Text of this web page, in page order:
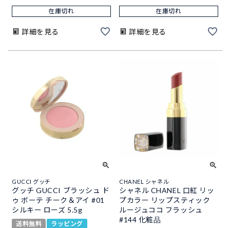
在庫切れ
詳細を見る
在庫切れ
詳細を見る
GUCCI グッチ
グッチ GUCCI ブラッシュ ド
ゥ ボーテ チーク＆アイ #01
シルキー ローズ 5.5g
送料無料 ラッピング
CHANEL シャネル
シャネル CHANEL 口紅 リッ
プカラー リップスティック
ルージュココ フラッシュ
#144 化粧品